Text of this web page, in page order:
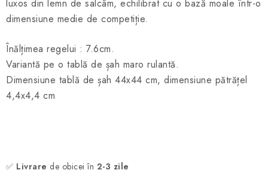
luxos din lemn de salcâm, echilibrat cu o bază moale într-o
dimensiune medie de competiție.
Înălțimea regelui : 7.6cm.
Variantă pe o tablă de șah maro rulantă.
Dimensiune tablă de șah 44x44 cm, dimensiune pătrățel
4,4x4,4 cm
✅ Livrare de obicei în 2-3 zile